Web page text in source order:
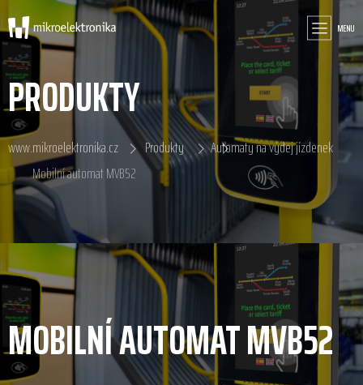
MENU
PRODUKTY
www.mikroelektronika.cz Produkty
Automaty na výdej jízdenek
Mobilní automat MVB52
MOBILNÍ AUTOMAT MVB52